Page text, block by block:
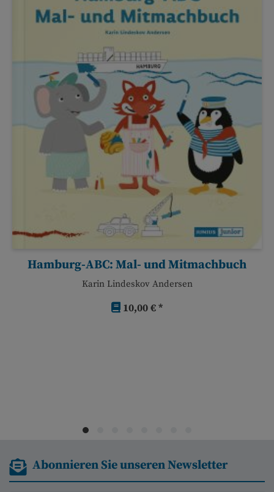
Hamburg-ABC: Mal- und Mitmachbuch
Karin Lindeskov Andersen
10,00 € *
Abonnieren Sie unseren Newsletter